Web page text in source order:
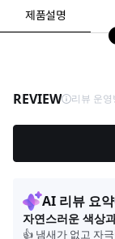
제품설명